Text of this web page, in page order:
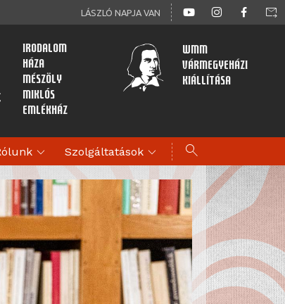
LÁSZLÓ NAPJA VAN forward_to_inbox
Irodalom
Háza
Mészöly
Miklós
Emlékház
WMM
Vármegyeházi
kiállítása
expand_more Szolgáltatások expand_more search